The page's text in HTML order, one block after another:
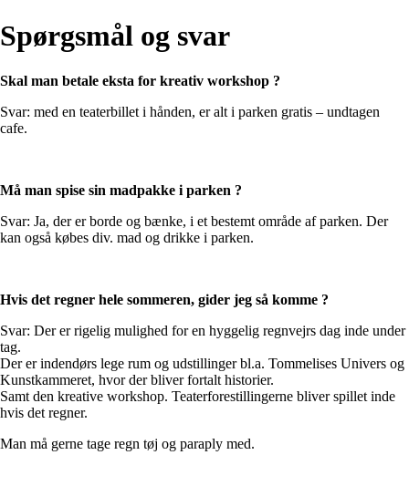
Spørgsmål og svar
Skal man betale eksta for kreativ workshop ?
Svar: med en teaterbillet i hånden, er alt i parken gratis – undtagen
cafe.
Må man spise sin madpakke i parken ?
Svar: Ja, der er borde og bænke, i et bestemt område af parken. Der
kan også købes div. mad og drikke i parken.
Hvis det regner hele sommeren, gider jeg så komme ?
Svar: Der er rigelig mulighed for en hyggelig regnvejrs dag inde under
tag.
Der er indendørs lege rum og udstillinger bl.a. Tommelises Univers og
Kunstkammeret, hvor der bliver fortalt historier.
Samt den kreative workshop. Teaterforestillingerne bliver spillet inde
hvis det regner.
Man må gerne tage regn tøj og paraply med.